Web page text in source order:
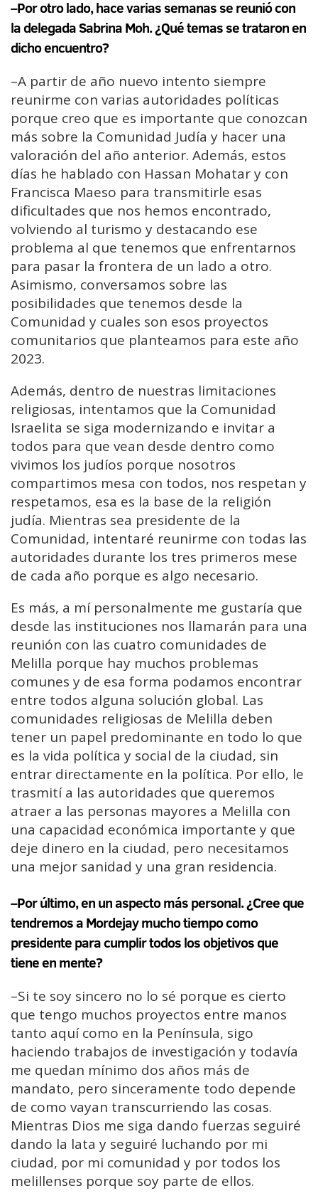
–Por otro lado, hace varias semanas se reunió con
la delegada Sabrina Moh. ¿Qué temas se trataron en
dicho encuentro?
–A partir de año nuevo intento siempre
reunirme con varias autoridades políticas
porque creo que es importante que conozcan
más sobre la Comunidad Judía y hacer una
valoración del año anterior. Además, estos
días he hablado con Hassan Mohatar y con
Francisca Maeso para transmitirle esas
dificultades que nos hemos encontrado,
volviendo al turismo y destacando ese
problema al que tenemos que enfrentarnos
para pasar la frontera de un lado a otro.
Asimismo, conversamos sobre las
posibilidades que tenemos desde la
Comunidad y cuales son esos proyectos
comunitarios que planteamos para este año
2023.
Además, dentro de nuestras limitaciones
religiosas, intentamos que la Comunidad
Israelita se siga modernizando e invitar a
todos para que vean desde dentro como
vivimos los judíos porque nosotros
compartimos mesa con todos, nos respetan y
respetamos, esa es la base de la religión
judía. Mientras sea presidente de la
Comunidad, intentaré reunirme con todas las
autoridades durante los tres primeros mese
de cada año porque es algo necesario.
Es más, a mí personalmente me gustaría que
desde las instituciones nos llamarán para una
reunión con las cuatro comunidades de
Melilla porque hay muchos problemas
comunes y de esa forma podamos encontrar
entre todos alguna solución global. Las
comunidades religiosas de Melilla deben
tener un papel predominante en todo lo que
es la vida política y social de la ciudad, sin
entrar directamente en la política. Por ello, le
trasmití a las autoridades que queremos
atraer a las personas mayores a Melilla con
una capacidad económica importante y que
deje dinero en la ciudad, pero necesitamos
una mejor sanidad y una gran residencia.
–Por último, en un aspecto más personal. ¿Cree que
tendremos a Mordejay mucho tiempo como
presidente para cumplir todos los objetivos que
tiene en mente?
–Si te soy sincero no lo sé porque es cierto
que tengo muchos proyectos entre manos
tanto aquí como en la Península, sigo
haciendo trabajos de investigación y todavía
me quedan mínimo dos años más de
mandato, pero sinceramente todo depende
de como vayan transcurriendo las cosas.
Mientras Dios me siga dando fuerzas seguiré
dando la lata y seguiré luchando por mi
ciudad, por mi comunidad y por todos los
melillenses porque soy parte de ellos.